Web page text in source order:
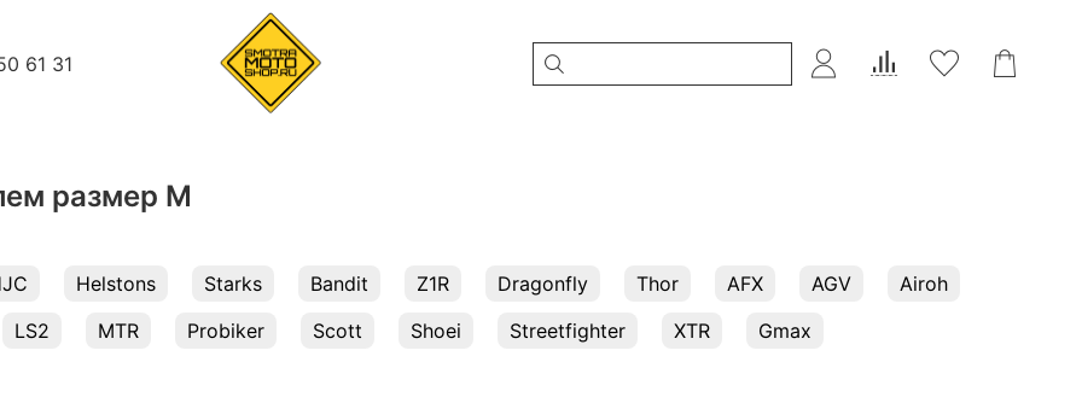
61 31
размер M
Helstons Starks Bandit Z1R Dragonfly Thor AFX AGV
Airoh
LS2 MTR Probiker Scott Shoei Streetfighter XTR Gmax